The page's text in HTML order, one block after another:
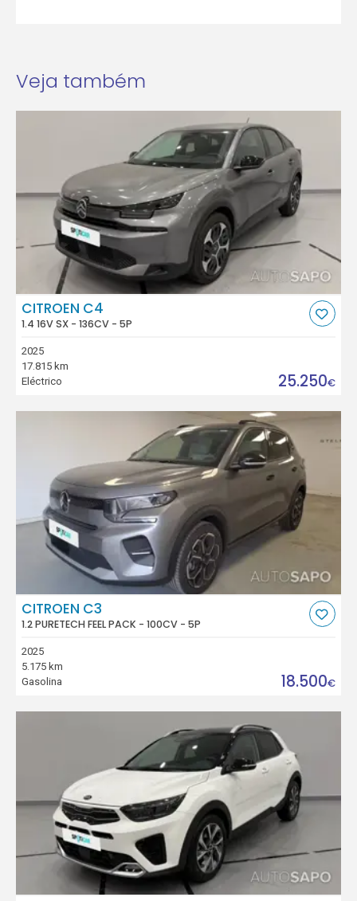
Veja também
CITROEN C4
1.4 16V SX - 136CV - 5P
2025
17.815 km
Eléctrico
25.250€
CITROEN C3
1.2 PURETECH FEEL PACK - 100CV - 5P
2025
5.175 km
Gasolina
18.500€